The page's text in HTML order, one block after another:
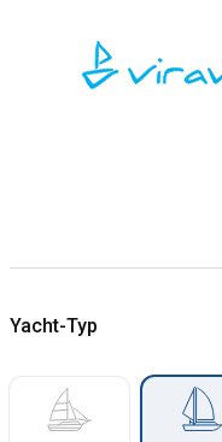
Yacht-Typ